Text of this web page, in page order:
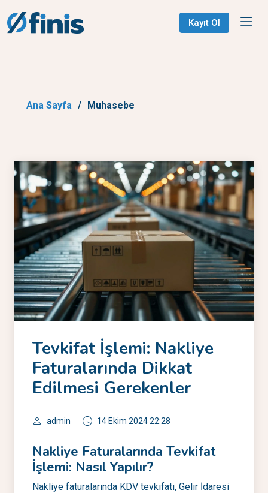
Kayıt Ol
Ana Sayfa Muhasebe
Tevkifat İşlemi: Nakliye
Faturalarında Dikkat
Edilmesi Gerekenler
admin 14 Ekim 2024 22:28
Nakliye Faturalarında Tevkifat
İşlemi: Nasıl Yapılır?
Nakliye faturalarında KDV tevkifatı, Gelir İdaresi